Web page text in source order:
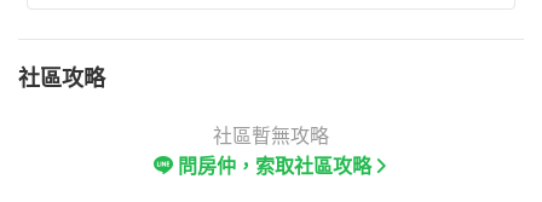
社區攻略
社區暫無攻略
問房仲，索取社區攻略